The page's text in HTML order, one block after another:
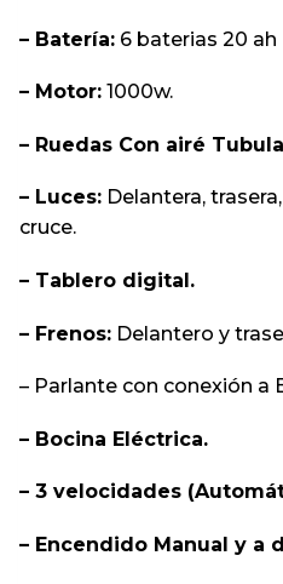
– Batería: 6 baterias 20 ah
– Motor: 1000w.
– Ruedas Con airé
– Luces: Delantera,
cruce.
– Tablero digital.
– Frenos: Delantero y
– Parlante con conexión a
– Bocina Eléctrica.
– 3 velocidades
– Encendido Manual y a